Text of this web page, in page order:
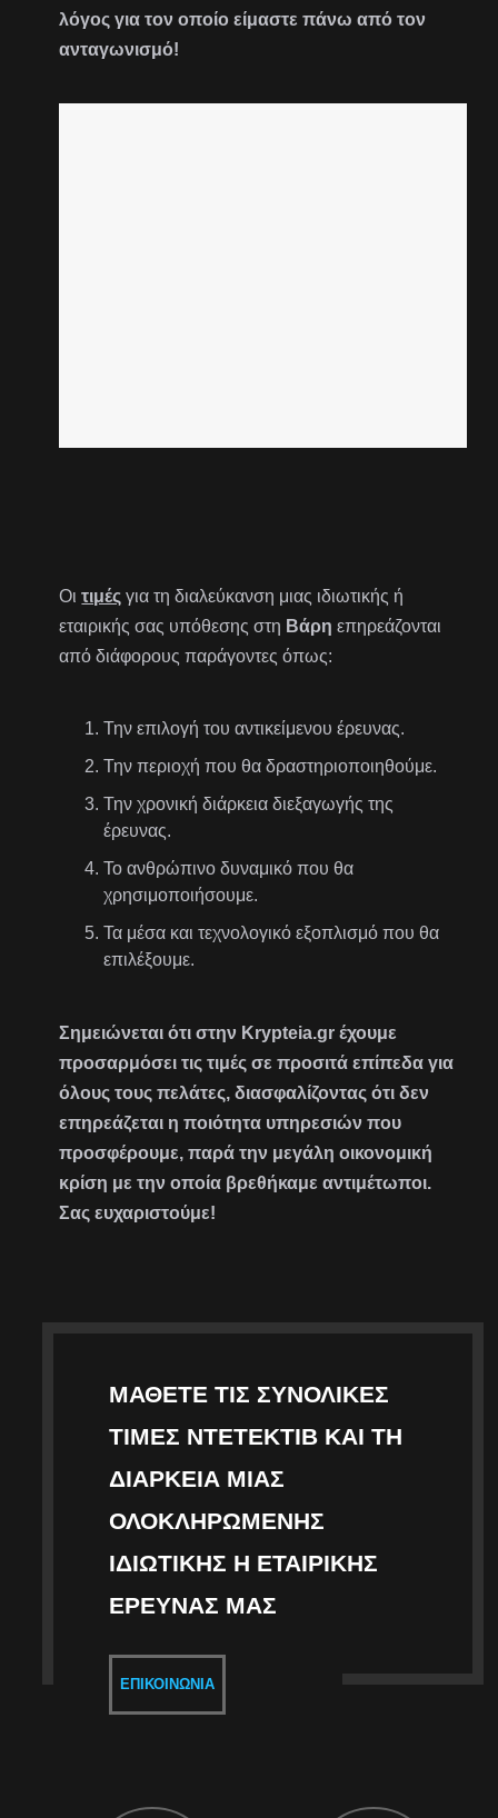
λόγος για τον οποίο είμαστε πάνω από τον
ανταγωνισμό!
Οιτιμές για τη διαλεύκανση μιας ιδιωτικής ή
εταιρικής σας υπόθεσης στη Βάρη επηρεάζονται
από διάφορους παράγοντες όπως:
Την επιλογή του αντικείμενου έρευνας.
Την περιοχή που θα δραστηριοποιηθούμε.
Την χρονική διάρκεια διεξαγωγής της
έρευνας.
Το ανθρώπινο δυναμικό που θα
χρησιμοποιήσουμε.
Τα μέσα και τεχνολογικό εξοπλισμό που θα
επιλέξουμε.
Σημειώνεται ότι στην Krypteia.gr έχουμε
προσαρμόσει τις τιμές σε προσιτά επίπεδα για
όλους τους πελάτες, διασφαλίζοντας ότι δεν
επηρεάζεται η ποιότητα υπηρεσιών που
προσφέρουμε, παρά την μεγάλη οικονομική
κρίση με την οποία βρεθήκαμε αντιμέτωποι.
Σας ευχαριστούμε!
ΜΆΘΕΤΕ ΤΙΣ ΣΥΝΟΛΙΚΈΣ
ΤΙΜΈΣ ΝΤΕΤΈΚΤΙΒ ΚΑΙ ΤΗ
ΔΙΆΡΚΕΙΑ ΜΙΑΣ
ΟΛΟΚΛΗΡΩΜΈΝΗΣ
ΙΔΙΩΤΙΚΉΣ Η ΕΤΑΙΡΙΚΉΣ
ΈΡΕΥΝΑΣ ΜΑΣ
ΕΠΙΚΟΙΝΩΝΊΑ